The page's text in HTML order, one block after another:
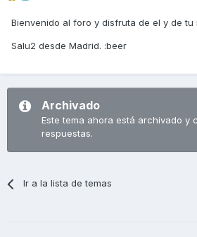
Bienvenido al foro y disfruta de el y de tu
Salu2 desde Madrid. :beer
Archivado
Este tema ahora está archivado y
respuestas.
Ir a la lista de temas